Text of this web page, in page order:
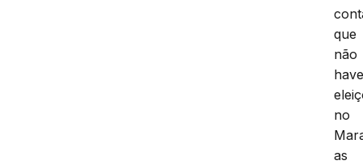
que
não
no
as